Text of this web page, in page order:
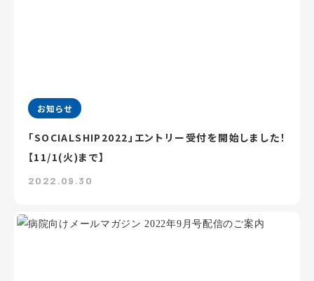
お知らせ
「SOCIALSHIP2022」エントリー受付を開始しました！
【11/1(火)まで】
2022.09.30